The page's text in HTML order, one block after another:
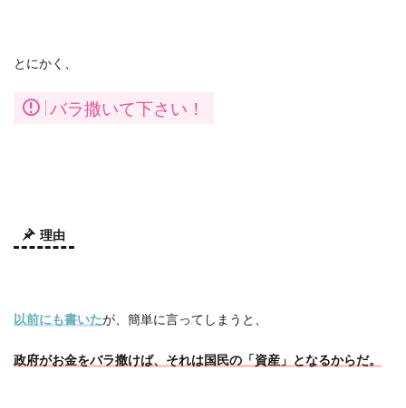
とにかく、
バラ撒いて下さい！
理由
以前にも書いたが、簡単に言ってしまうと、
政府がお金をバラ撒けば、それは国民の「資産」となるからだ。